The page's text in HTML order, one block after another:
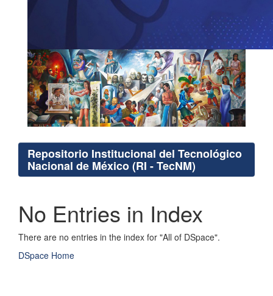
Repositorio Institucional del Tecnológico
Nacional de México (RI - TecNM)
No Entries in Index
There are no entries in the index for "All of DSpace".
DSpace Home